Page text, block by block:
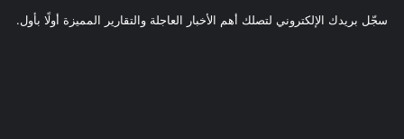
سجّل بريدك الإلكتروني لتصلك أهم الأخبار العاجلة والتقارير المميزة أولًا بأول.